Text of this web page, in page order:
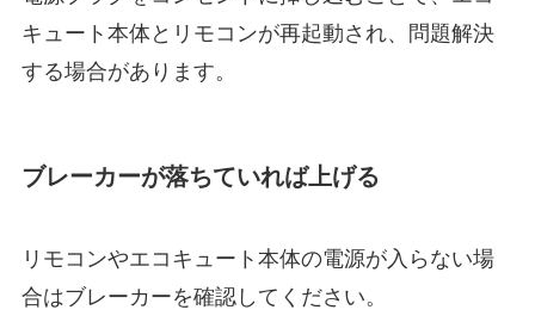
キュート本体とリモコンが再起動され、問題解決
する場合があります。
ブレーカーが落ちていれば上げる
リモコンやエコキュート本体の電源が入らない場
合はブレーカーを確認してください。